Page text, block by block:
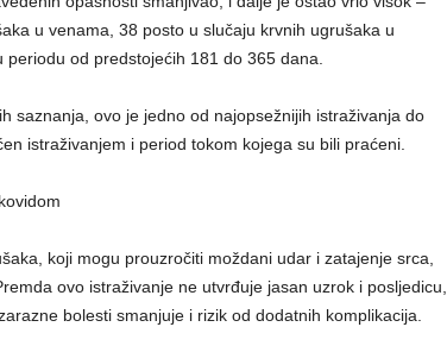
u venama, 38 posto u slučaju krvnih ugrušaka u
od predstojećih 181 do 365 dana.
saznanja, ovo je jedno od najopsežnijih istraživanja do
istraživanjem i period tokom kojega su bili praćeni.
koji mogu prouzročiti moždani udar i zatajenje srca,
ovo istraživanje ne utvrđuje jasan uzrok i posljedicu,
bolesti smanjuje i rizik od dodatnih komplikacija.